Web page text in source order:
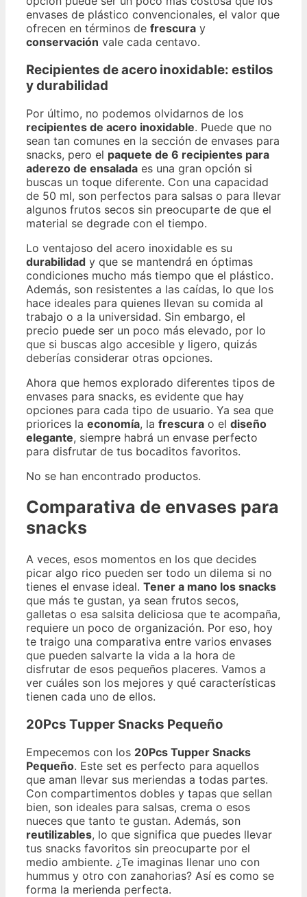
envases de plástico convencionales, el valor que
ofrecen en términos de frescura y
conservación vale cada centavo.
Recipientes de acero inoxidable: estilos
y durabilidad
Por último, no podemos olvidarnos de los
recipientes de acero inoxidable. Puede que no
sean tan comunes en la sección de envases para
snacks, pero el paquete de 6 recipientes para
aderezo de ensalada es una gran opción si
buscas un toque diferente. Con una capacidad
de 50 ml, son perfectos para salsas o para llevar
algunos frutos secos sin preocuparte de que el
material se degrade con el tiempo.
Lo ventajoso del acero inoxidable es su
durabilidad y que se mantendrá en óptimas
condiciones mucho más tiempo que el plástico.
Además, son resistentes a las caídas, lo que los
hace ideales para quienes llevan su comida al
trabajo o a la universidad. Sin embargo, el
precio puede ser un poco más elevado, por lo
que si buscas algo accesible y ligero, quizás
deberías considerar otras opciones.
Ahora que hemos explorado diferentes tipos de
envases para snacks, es evidente que hay
opciones para cada tipo de usuario. Ya sea que
priorices la economía, la frescura o el diseño
elegante, siempre habrá un envase perfecto
para disfrutar de tus bocaditos favoritos.
No se han encontrado productos.
Comparativa de envases para
snacks
A veces, esos momentos en los que decides
picar algo rico pueden ser todo un dilema si no
tienes el envase ideal. Tener a mano los snacks
que más te gustan, ya sean frutos secos,
galletas o esa salsita deliciosa que te acompaña,
requiere un poco de organización. Por eso, hoy
te traigo una comparativa entre varios envases
que pueden salvarte la vida a la hora de
disfrutar de esos pequeños placeres. Vamos a
ver cuáles son los mejores y qué características
tienen cada uno de ellos.
20Pcs Tupper Snacks Pequeño
Empecemos con los 20Pcs Tupper Snacks
Pequeño. Este set es perfecto para aquellos
que aman llevar sus meriendas a todas partes.
Con compartimentos dobles y tapas que sellan
bien, son ideales para salsas, crema o esos
nueces que tanto te gustan. Además, son
reutilizables, lo que significa que puedes llevar
tus snacks favoritos sin preocuparte por el
medio ambiente. ¿Te imaginas llenar uno con
hummus y otro con zanahorias? Así es como se
forma la merienda perfecta.